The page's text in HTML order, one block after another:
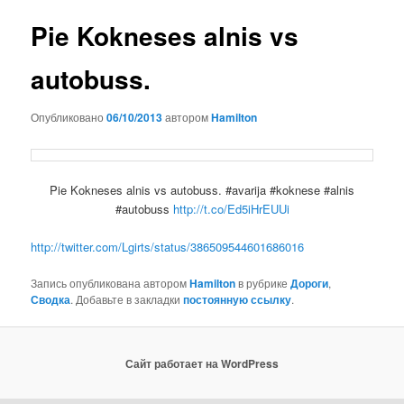
Pie Kokneses alnis vs
autobuss.
Опубликовано06/10/2013авторомHamilton
Pie Kokneses alnis vs autobuss. #avarija #koknese #alnis
#autobuss http://t.co/Ed5iHrEUUi
http://twitter.com/Lgirts/status/386509544601686016
Запись опубликована авторомHamiltonв рубрикеДороги,
Сводка. Добавьте в закладкипостоянную ссылку.
Сайт работает на WordPress